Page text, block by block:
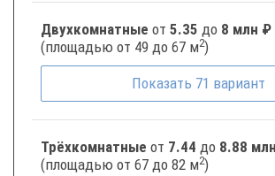
Двухкомнатные от 5.35 до 8 млн ₽
(площадью от 49 до 67 м2)
Показать 71 вариант
Трёхкомнатные от 7.44 до 8.88
(площадью от 67 до 82 м2)